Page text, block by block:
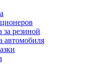
за резиной
автомобиля